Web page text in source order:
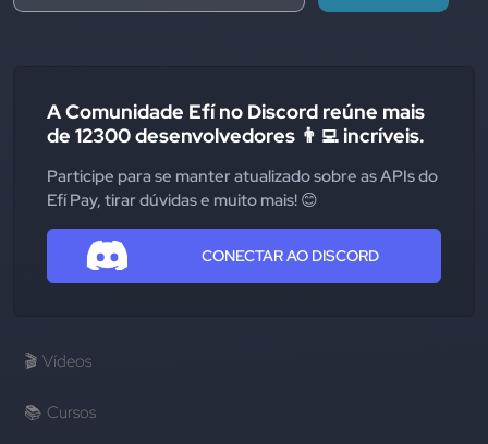
A Comunidade Efí no Discord reúne mais
de 12300 desenvolvedores 👨‍💻 incríveis.
Participe para se manter atualizado sobre as APIs do
Efí Pay, tirar dúvidas e muito mais! 😊
CONECTAR AO DISCORD
🎬 Vídeos
📚 Cursos